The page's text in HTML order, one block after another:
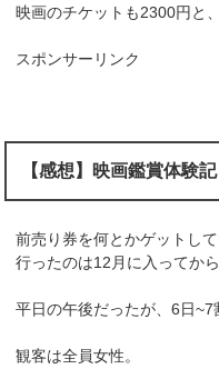
映画のチケットも2300円と
スポンサーリンク
【感想】映画鑑賞体験記
前売り券を何とかゲットし
行ったのは12月に入ってから
平日の午後だったが、6日~7
観客は全員女性。